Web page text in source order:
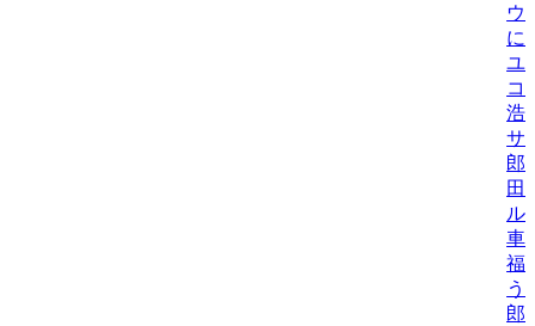
ウ
に
ユ
コ
浩
サ
郎
田
ル
車/
福
う
郎